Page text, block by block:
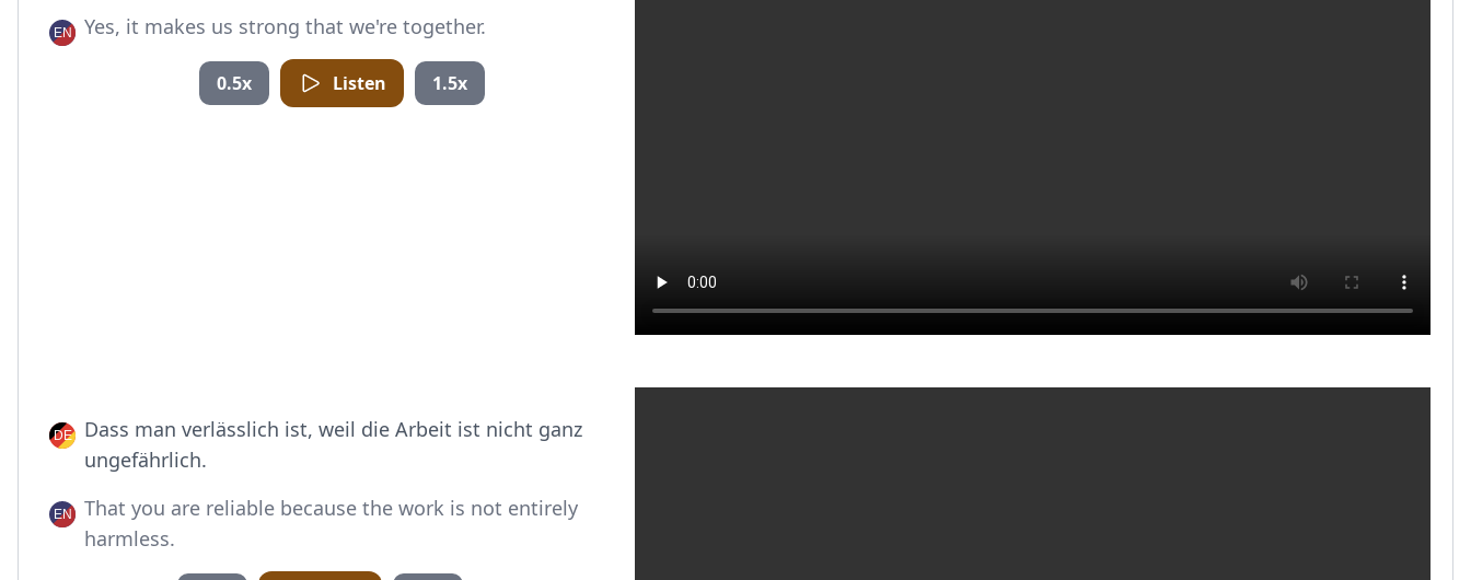
Yes, it makes us strong that we're together.
0.5x Listen 1.5x
Dass man verlässlich ist, weil die Arbeit ist nicht ganz
ungefährlich.
That you are reliable because the work is not entirely
harmless.